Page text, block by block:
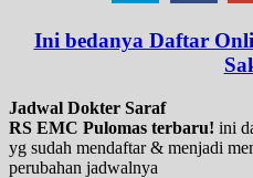
Ini bedanya Daftar
Jadwal Dokter Saraf
RS EMC Pulomas terbaru! ini
yg sudah mendaftar & menjadi
perubahan jadwalnya